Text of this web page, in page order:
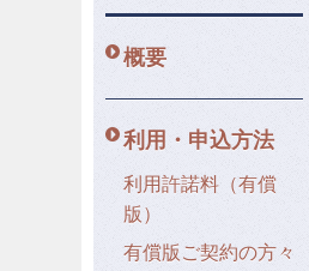
概要
利用・申込方法
利用許諾料（有償
版）
有償版ご契約の方々